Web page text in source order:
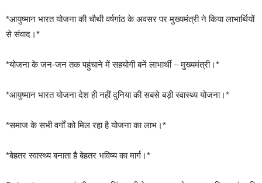
*आयुष्मान भारत योजना की चौथी वर्षगांठ के अवसर पर मुख्यमंत्री ने किया लाभार्थियों
से संवाद।*
*योजना के जन-जन तक पहुंचाने में सहयोगी बनें लाभार्थी – मुख्यमंत्री।*
*आयुष्मान भारत योजना देश ही नहीं दुनिया की सबसे बड़ी स्वास्थ्य योजना।*
*समाज के सभी वर्गों को मिल रहा है योजना का लाभ।*
*बेहतर स्वास्थ्य बनाता है बेहतर भविष्य का मार्ग।*